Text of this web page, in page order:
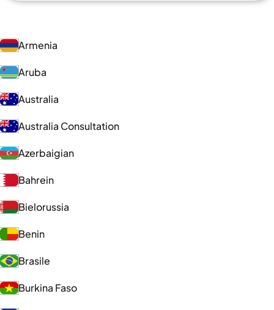
Armenia
Aruba
Australia
Australia Consultation
Azerbaigian
Bahrein
Bielorussia
Benin
Brasile
Burkina Faso